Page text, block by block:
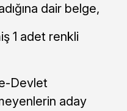
dair belge,
1 adet renkli
Devlet
aday